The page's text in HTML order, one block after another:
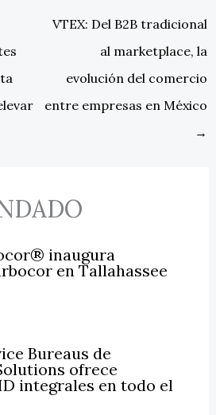
VTEX: Del B2B tradicional
al marketplace, la
evolución del comercio
entre empresas en México
→
inaugura
en Tallahassee
Bureaus de
ofrece
integrales en todo el